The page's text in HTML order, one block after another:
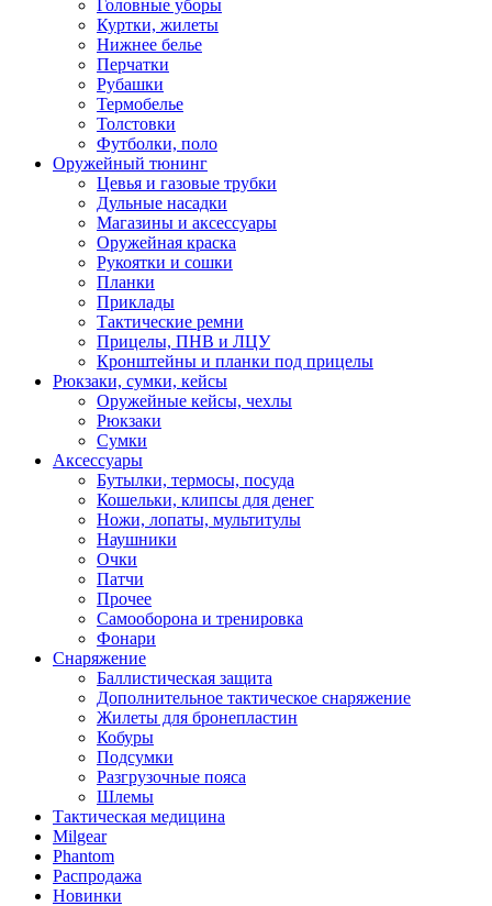
Головные уборы
Куртки, жилеты
Нижнее белье
Перчатки
Рубашки
Термобелье
Толстовки
Футболки, поло
Оружейный тюнинг
Цевья и газовые трубки
Дульные насадки
Магазины и аксессуары
Оружейная краска
Рукоятки и сошки
Планки
Приклады
Тактические ремни
Прицелы, ПНВ и ЛЦУ
Кронштейны и планки под прицелы
Рюкзаки, сумки, кейсы
Оружейные кейсы, чехлы
Рюкзаки
Сумки
Аксессуары
Бутылки, термосы, посуда
Кошельки, клипсы для денег
Ножи, лопаты, мультитулы
Наушники
Очки
Патчи
Прочее
Самооборона и тренировка
Фонари
Снаряжение
Баллистическая защита
Дополнительное тактическое снаряжение
Жилеты для бронепластин
Кобуры
Подсумки
Разгрузочные пояса
Шлемы
Тактическая медицина
Milgear
Phantom
Распродажа
Новинки